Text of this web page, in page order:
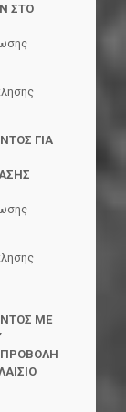
ΣΤΟ
ΓΙΑ
ΜΕ
ΠΡΟΒΟΛΗ